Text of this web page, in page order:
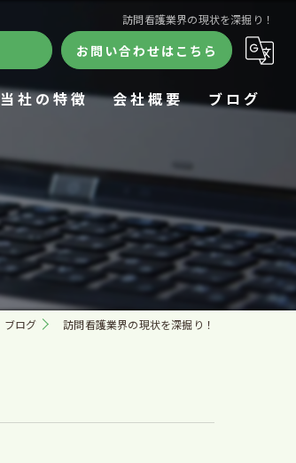
訪問看護業界の現状を深掘り！
お問い合わせはこちら
当社の特徴
ケアハウス
デイサービス
24時間
在宅療養
会社概要
訪問看護ステーションきずな
ケアハウスきずな
きずなデイサロン
ブログ
ブログ 訪問看護業界の現状を深掘り！